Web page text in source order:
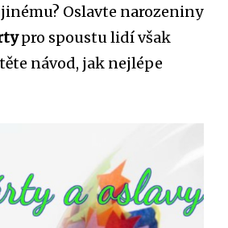
Oslavte narozeniny
pro spoustu lidí však
návod, jak nejlépe